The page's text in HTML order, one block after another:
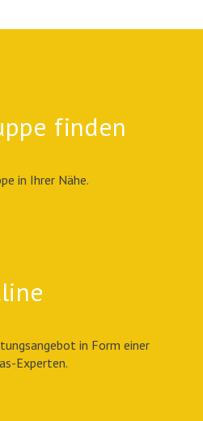
finden
in Ihrer Nähe.
in Form einer
Experten.